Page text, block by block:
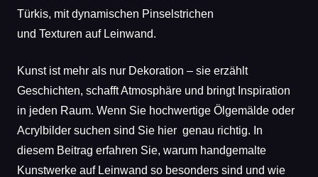
Kunst ist mehr als nur Dekoration – sie erzählt
Geschichten, schafft Atmosphäre und bringt Inspiration
in jeden Raum. Wenn Sie hochwertige Ölgemälde oder
Acrylbilder suchen sind Sie hier genau richtig. In
diesem Beitrag erfahren Sie, warum handgemalte
Kunstwerke auf Leinwand so besonders sind und wie